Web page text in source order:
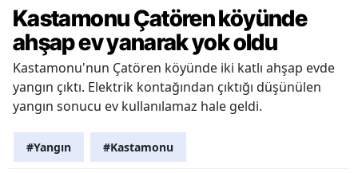
Kastamonu Çatören köyünde
ahşap ev yanarak yok oldu
Kastamonu'nun Çatören köyünde iki katlı ahşap evde
yangın çıktı. Elektrik kontağından çıktığı düşünülen
yangın sonucu ev kullanılamaz hale geldi.
#Yangın #Kastamonu